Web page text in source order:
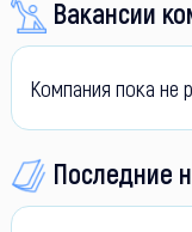
Вакансии
Компания пока не
Последние